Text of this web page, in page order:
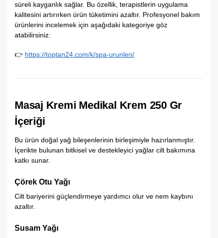
süreli kayganlık sağlar. Bu özellik, terapistlerin uygulama
kalitesini artırırken ürün tüketimini azaltır. Profesyonel bakım
ürünlerini incelemek için aşağıdaki kategoriye göz
atabilirsiniz:
👉 https://toptan24.com/k/spa-urunleri/
Masaj Kremi Medikal Krem 250 Gr
İçeriği
Bu ürün doğal yağ bileşenlerinin birleşimiyle hazırlanmıştır.
İçerikte bulunan bitkisel ve destekleyici yağlar cilt bakımına
katkı sunar.
Çörek Otu Yağı
Cilt bariyerini güçlendirmeye yardımcı olur ve nem kaybını
azaltır.
Susam Yağı